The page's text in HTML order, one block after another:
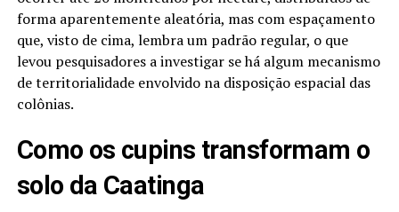
forma aparentemente aleatória, mas com espaçamento
que, visto de cima, lembra um padrão regular, o que
levou pesquisadores a investigar se há algum mecanismo
de territorialidade envolvido na disposição espacial das
colônias.
Como os cupins transformam o
solo da Caatinga